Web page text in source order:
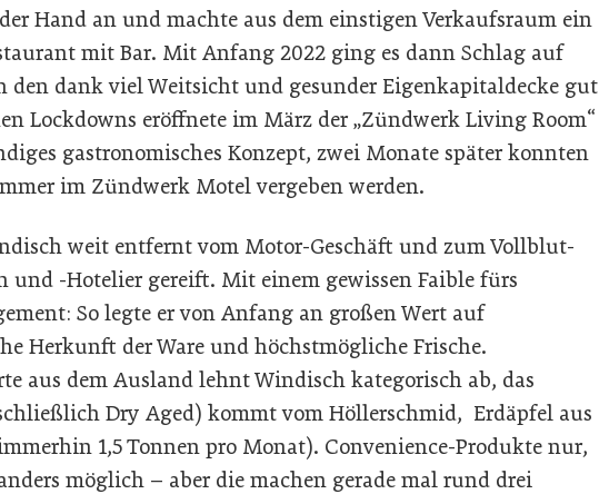
Hand an und machte aus dem einstigen Verkaufsraum ein
mit Bar. Mit Anfang 2022 ging es dann Schlag auf
den dank viel Weitsicht und gesunder Eigenkapitaldecke gut
Lockdowns eröffnete im März der „Zündwerk Living Room“
gastronomisches Konzept, zwei Monate später konnten
im Zündwerk Motel vergeben werden.
weit entfernt vom Motor-Geschäft und zum Vollblut-
und -Hotelier gereift. Mit einem gewissen Faible fürs
So legte er von Anfang an großen Wert auf
Herkunft der Ware und höchstmögliche Frische.
aus dem Ausland lehnt Windisch kategorisch ab, das
Dry Aged) kommt vom Höllerschmid, Erdäpfel aus
1,5 Tonnen pro Monat). Convenience-Produkte nur,
möglich – aber die machen gerade mal rund drei